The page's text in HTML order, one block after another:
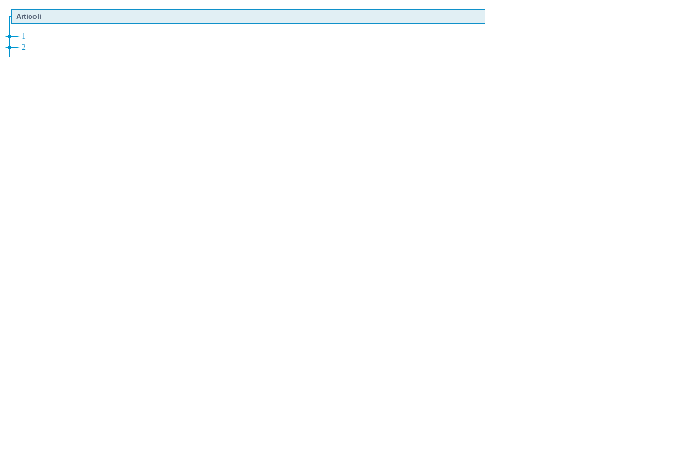
Articoli
1
2